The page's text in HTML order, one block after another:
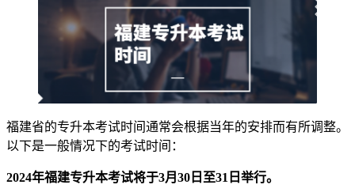
福建省的专升本考试时间通常会根据当年的安排而有所调整。
以下是一般情况下的考试时间：
2024年福建专升本考试将于3月30日至31日举行。